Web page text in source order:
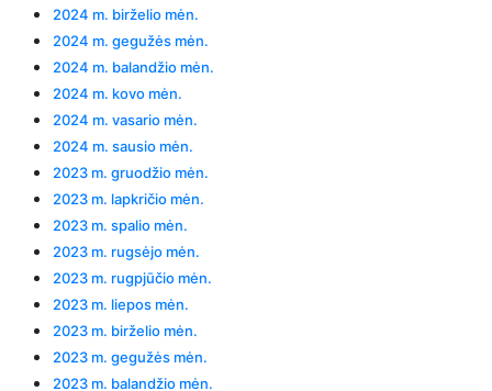
2024 m. birželio mėn.
2024 m. gegužės mėn.
2024 m. balandžio mėn.
2024 m. kovo mėn.
2024 m. vasario mėn.
2024 m. sausio mėn.
2023 m. gruodžio mėn.
2023 m. lapkričio mėn.
2023 m. spalio mėn.
2023 m. rugsėjo mėn.
2023 m. rugpjūčio mėn.
2023 m. liepos mėn.
2023 m. birželio mėn.
2023 m. gegužės mėn.
2023 m. balandžio mėn.